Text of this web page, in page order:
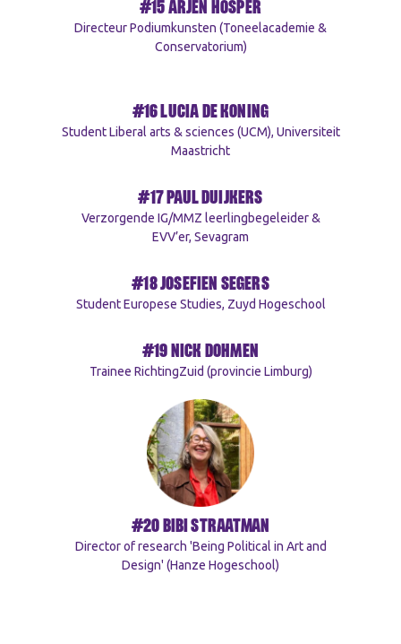
#15 ARJEN HOSPER
Directeur Podiumkunsten (Toneelacademie &
Conservatorium)
#16 LUCIA DE KONING
Student Liberal arts & sciences (UCM), Universiteit
Maastricht
#17 PAUL DUIJKERS
Verzorgende IG/MMZ leerlingbegeleider &
EVV’er, Sevagram
#18 JOSEFIEN SEGERS
Student Europese Studies, Zuyd Hogeschool
#19 NICK DOHMEN
Trainee RichtingZuid (provincie Limburg)
#20 BIBI STRAATMAN
Director of research 'Being Political in Art and
Design' (Hanze Hogeschool)